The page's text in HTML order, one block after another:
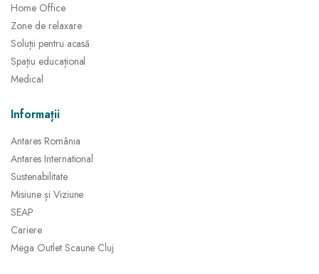
Home Office
Zone de relaxare
Soluții pentru acasă
Spațiu educațional
Medical
Informații
Antares România
Antares International
Sustenabilitate
Misiune și Viziune
SEAP
Cariere
Mega Outlet Scaune Cluj